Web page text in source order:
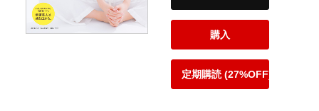
購入
定期購読 (27%OFF)